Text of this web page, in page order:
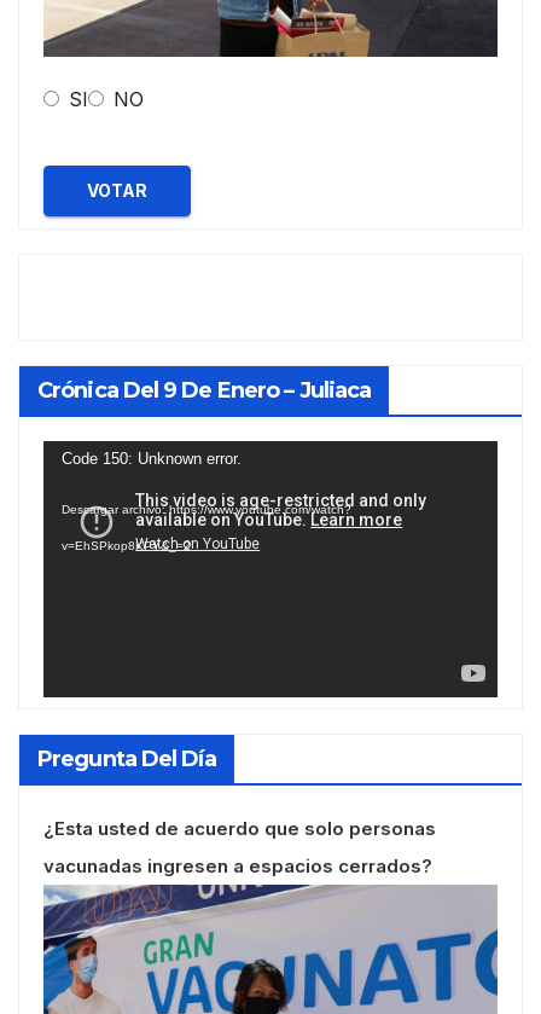
SI NO
VOTAR
Crónica Del 9 De Enero – Juliaca
Reproductor
vídeo
Code 150: Unknown error.
Descargar archivo: https://www.youtube.com/watch?
v=EhSPkop8KPY&_=2
Pregunta Del Día
¿Esta usted de acuerdo que solo personas
vacunadas ingresen a espacios cerrados?